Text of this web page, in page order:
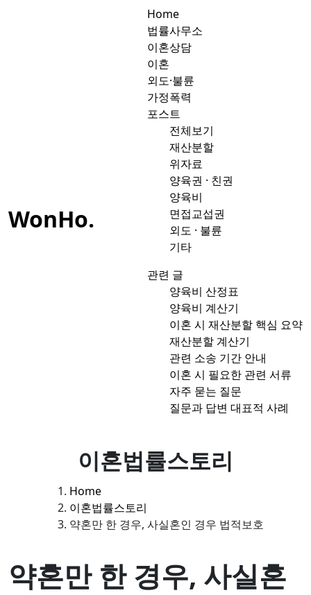
WonHo.
Home
법률사무소
이혼상담
이혼
외도·불륜
가정폭력
포스트
전체보기
재산분할
위자료
양육권 · 친권
양육비
면접교섭권
외도 · 불륜
기타
관련 글
양육비 산정표
양육비 계산기
이혼 시 재산분할 핵심 요약
재산분할 계산기
관련 소송 기간 안내
이혼 시 필요한 관련 서류
자주 묻는 질문
질문과 답변 대표적 사례
이혼법률스토리
Home
이혼법률스토리
약혼만 한 경우, 사실혼인 경우 법적보호
약혼만 한 경우, 사실혼